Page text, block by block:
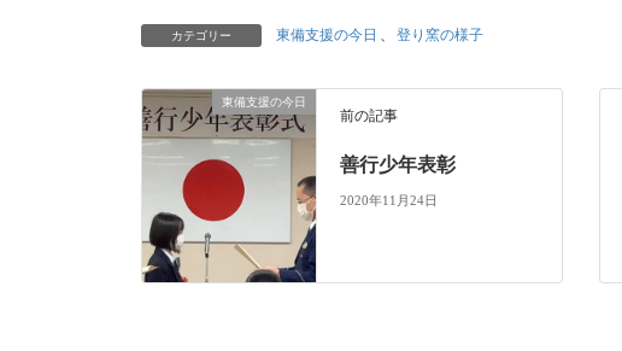
カテゴリー 東備支援の今日 、 登り窯の様子
東備支援の今日
前の記事
善行少年表彰
2020年11月24日